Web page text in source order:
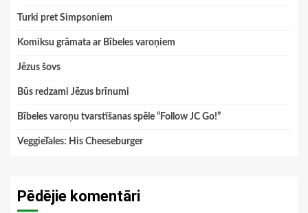
Turki pret Simpsoniem
Komiksu grāmata ar Bībeles varoņiem
Jēzus šovs
Būs redzami Jēzus brīnumi
Bībeles varoņu tvarstīšanas spēle “Follow JC Go!”
VeggieTales: His Cheeseburger
Pēdējie komentāri